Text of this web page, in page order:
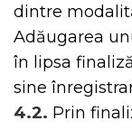
dintre
Adăugarea
în lipsa
sine
4.2. Prin